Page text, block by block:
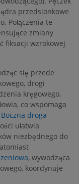
przedsionkowe
Połączenia te
zmiany
fiksacji wzrokowej
się przede
drogi
kręgowego,
co wspomaga
Boczna droga
ułatwia
niezbędnego do
, wywodząca
koordynuje